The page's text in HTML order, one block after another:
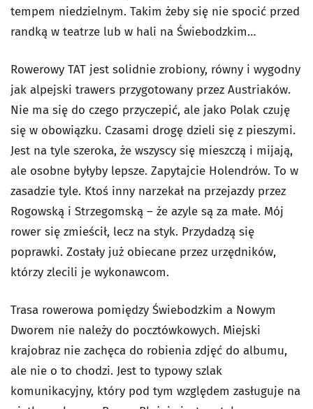
tempem niedzielnym. Takim żeby się nie spocić przed
randką w teatrze lub w hali na Świebodzkim…
Rowerowy TAT jest solidnie zrobiony, równy i wygodny
jak alpejski trawers przygotowany przez Austriaków.
Nie ma się do czego przyczepić, ale jako Polak czuję
się w obowiązku. Czasami drogę dzieli się z pieszymi.
Jest na tyle szeroka, że wszyscy się mieszczą i mijają,
ale osobne byłyby lepsze. Zapytajcie Holendrów. To w
zasadzie tyle. Ktoś inny narzekał na przejazdy przez
Rogowską i Strzegomską – że azyle są za małe. Mój
rower się zmieścił, lecz na styk. Przydadzą się
poprawki. Zostały już obiecane przez urzędników,
którzy zlecili je wykonawcom.
Trasa rowerowa pomiędzy Świebodzkim a Nowym
Dworem nie należy do pocztówkowych. Miejski
krajobraz nie zachęca do robienia zdjęć do albumu,
ale nie o to chodzi. Jest to typowy szlak
komunikacyjny, który pod tym względem zasługuje na